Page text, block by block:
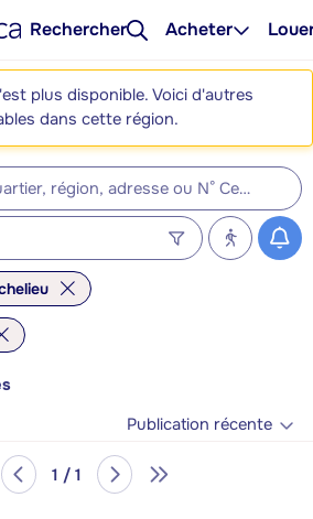
Rechercher Acheter
plus disponible. Voici d'autres
dans cette région.
Publication récente
1 / 1